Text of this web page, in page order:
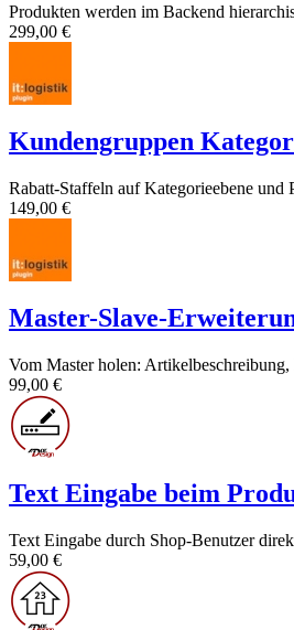
Produkten werden im Backend
299,00 €
Kundengruppen
Rabatt-Staffeln auf Kategorieebene und
149,00 €
Master-Slave-
Vom Master holen:
99,00 €
Text Eingabe beim
Text Eingabe durch Shop-Benutzer
59,00 €